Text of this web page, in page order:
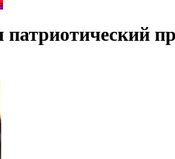
патриотический